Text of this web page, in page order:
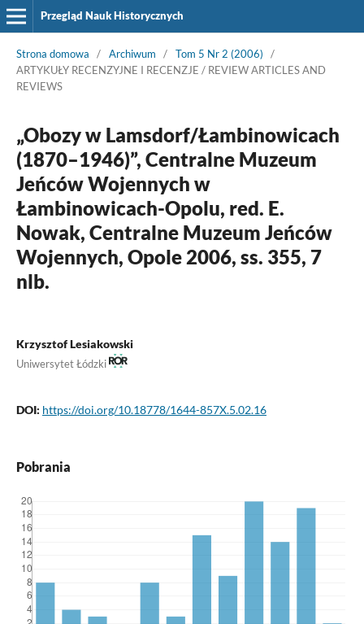
Przegląd Nauk Historycznych
Strona domowa / Archiwum / Tom 5 Nr 2 (2006)
/
ARTYKUŁY RECENZYJNE I RECENZJE / REVIEW ARTICLES AND
REVIEWS
„Obozy w Lamsdorf/Łambinowicach
(1870–1946)”, Centralne Muzeum
Jeńców Wojennych w
Łambinowicach-Opolu, red. E.
Nowak, Centralne Muzeum Jeńców
Wojennych, Opole 2006, ss. 355, 7
nlb.
Krzysztof Lesiakowski
Uniwersytet Łódzki
DOI: https://doi.org/10.18778/1644-857X.5.02.16
Pobrania